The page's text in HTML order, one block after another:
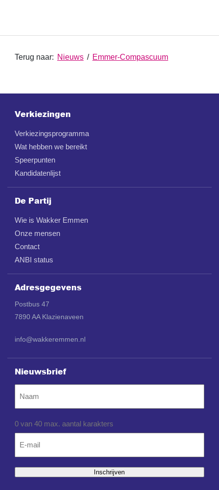
Terug naar: Nieuws / Emmer-Compascuum
Verkiezingen
Verkiezingsprogramma
Wat hebben we bereikt
Speerpunten
Kandidatenlijst
De Partij
Wie is Wakker Emmen
Onze mensen
Contact
ANBI status
Adresgegevens
Postbus 47
7890 AA Klazienaveen
info@wakkeremmen.nl
Nieuwsbrief
0 van 40 max. aantal karakters
Inschrijven